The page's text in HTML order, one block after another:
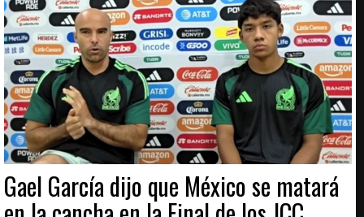
Gael García dijo que México se matará